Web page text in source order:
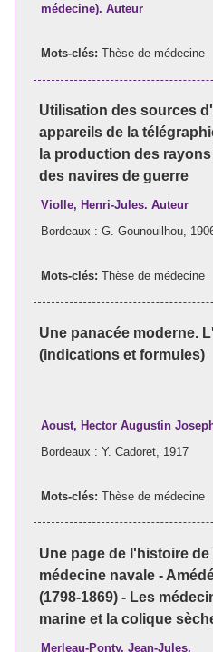
médecine). Auteur
Mots-clés: Thèse de médecine
Utilisation des sources
appareils de la
la production des rayons
des navires de guerre
Violle, Henri-Jules. Auteur
Bordeaux : G. Gounouilhou,
Mots-clés: Thèse de médecine
Une panacée moderne.
(indications et formules)
Aoust, Hector Augustin
Bordeaux : Y. Cadoret, 1917
Mots-clés: Thèse de médecine
Une page de l'histoire de
médecine navale -
(1798-1869) - Les
marine et la colique
Merleau-Ponty, Jean-Jules.